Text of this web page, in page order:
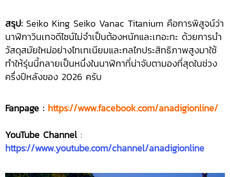
สรุป: Seiko King Seiko Vanac Titanium คือการพิสูจน์ว่า
นาฬิกาวินเทจดีไซน์ไม่จำเป็นต้องหนักและเทอะทะ ด้วยการนำ
วัสดุสมัยใหม่อย่างไทเทเนียมและกลไกประสิทธิภาพสูงมาใช้
ทำให้รุ่นนี้กลายเป็นหนึ่งในนาฬิกาที่น่าจับตามองที่สุดในช่วง
ครึ่งปีหลังของ 2026 ครับ
Fanpage : https://www.facebook.com/anadigionline/
YouTube Channel :
https://www.youtube.com/channel/anadigionline